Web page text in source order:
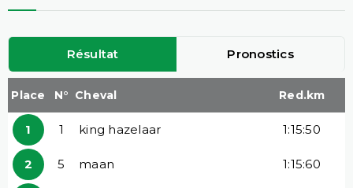
Résultat Pronostics
Place N° Cheval Red.km
1 1 king hazelaar 1:15:50
2 5 maan 1:15:60